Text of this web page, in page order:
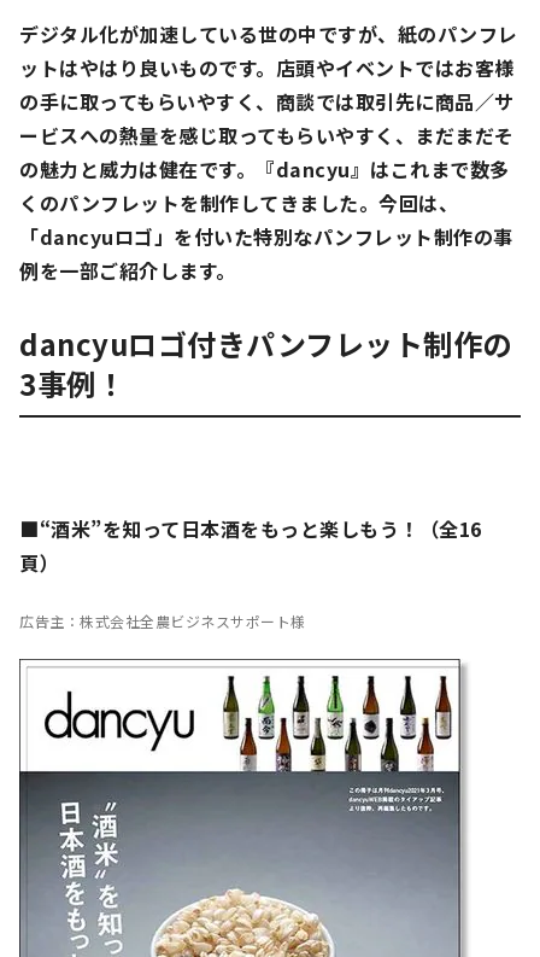
デジタル化が加速している世の中ですが、紙のパンフレ
ットはやはり良いものです。店頭やイベントではお客様
の手に取ってもらいやすく、商談では取引先に商品／サ
ービスへの熱量を感じ取ってもらいやすく、まだまだそ
の魅力と威力は健在です。『dancyu』はこれまで数多
くのパンフレットを制作してきました。今回は、
「dancyuロゴ」を付いた特別なパンフレット制作の事
例を一部ご紹介します。
dancyuロゴ付きパンフレット制作の
3事例！
■“酒米”を知って日本酒をもっと楽しもう！（全16
頁）
広告主：株式会社全農ビジネスサポート様